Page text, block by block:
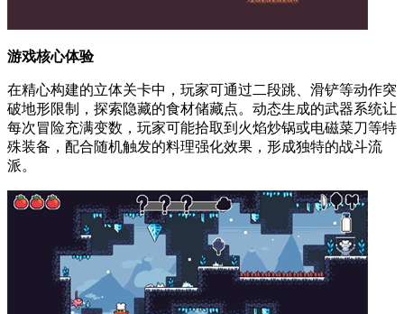
游戏核心体验
在精心构建的立体关卡中，玩家可通过二段跳、滑铲等动作突
破地形限制，探索隐藏的食材储藏点。动态生成的武器系统让
每次冒险充满变数，玩家可能拾取到火焰炒锅或电磁菜刀等特
殊装备，配合随机触发的料理强化效果，形成独特的战斗流
派。